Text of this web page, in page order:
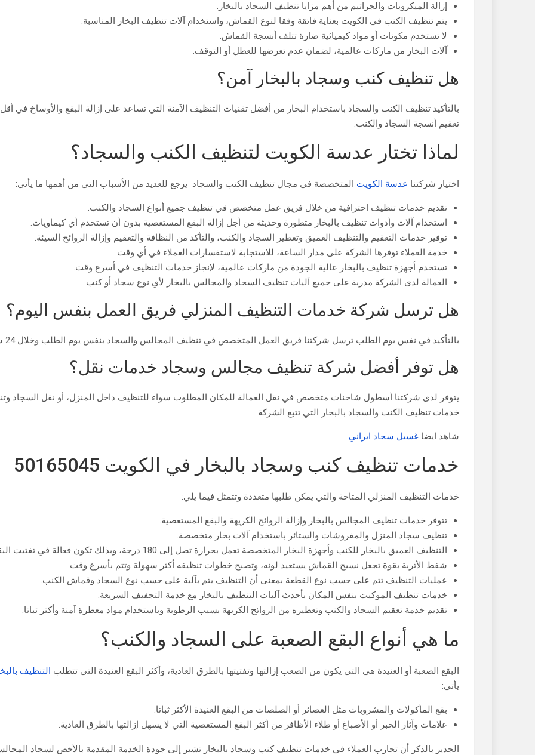
إزالة الميكروبات والجراثيم من أهم مزايا تنظيف السجاد بالبخار.
يتم تنظيف الكنب في الكويت بعناية فائقة وفقا لنوع القماش، واستخدام آلات تنظيف البخار المناسبة.
لا تستخدم مكونات أو مواد كيميائية ضارة تتلف أنسجة القماش.
آلات البخار من ماركات عالمية، لضمان عدم تعرضها للعطل أو التوقف.
هل تنظيف كنب وسجاد بالبخار آمن؟
بالتأكيد تنظيف الكنب والسجاد باستخدام البخار من أفضل تقنيات التنظيف الآمنة التي تساعد على إزالة البقع والأوساخ
تعقيم أنسجة السجاد والكنب.
لماذا تختار عدسة الكويت لتنظيف الكنب والسجاد؟
اختيار شركتنا عدسة الكويت المتخصصة في مجال تنظيف الكنب والسجاد يرجع للعديد من الأسباب التي من أهمها ما يأتي:
تقديم خدمات تنظيف احترافية من خلال فريق عمل متخصص في تنظيف جميع أنواع السجاد والكنب.
استخدام آلات وأدوات تنظيف بالبخار متطورة وحديثة من أجل إزالة البقع المستعصية بدون أن تستخدم أي كيماويات.
توفير خدمات التعقيم والتنظيف العميق وتعطير السجاد والكنب، والتأكد من النظافة والتعقيم وإزالة الروائح السيئة.
خدمة العملاء توفرها الشركة على مدار الساعة، للاستجابة لاستفسارات العملاء في أي وقت.
تستخدم أجهزة تنظيف بالبخار عالية الجودة من ماركات عالمية، لإنجاز خدمات التنظيف في أسرع وقت.
العمالة لدى الشركة مدربة على جميع آليات تنظيف السجاد والمجالس بالبخار لأي نوع سجاد أو كنب.
هل ترسل شركة خدمات التنظيف المنزلي فريق العمل بنفس اليوم؟
بالتأكيد في نفس يوم الطلب ترسل شركتنا فريق العمل المتخصص في تنظيف المجالس والسجاد بنفس يوم الطلب وخلال 24 ساعة فقط.
هل توفر أفضل شركة تنظيف مجالس وسجاد خدمات نقل؟
يتوفر لدى شركتنا أسطول شاحنات متخصص في نقل العمالة للمكان المطلوب سواء للتنظيف داخل المنزل، أو نقل السجاد
خدمات تنظيف الكنب والسجاد بالبخار التي تتبع الشركة.
شاهد ايضا غسيل سجاد ايراني
خدمات تنظيف كنب وسجاد بالبخار في الكويت 50165045
خدمات التنظيف المنزلي المتاحة والتي يمكن طلبها متعددة وتتمثل فيما يلي:
تتوفر خدمات تنظيف المجالس بالبخار وإزالة الروائح الكريهة والبقع المستعصية.
تنظيف سجاد المنزل والمفروشات والستائر باستخدام آلات بخار متخصصة.
التنظيف العميق بالبخار للكنب وأجهزة البخار المتخصصة تعمل بحرارة تصل إلى 180 درجة، وبذلك تكون فعالة في تفتيت البقع والرواسب.
شفط الأتربة بقوة تجعل نسيج القماش يستعيد لونه، وتصبح خطوات تنظيفه أكثر سهولة وتتم بأسرع وقت.
عمليات التنظيف تتم على حسب نوع القطعة بمعنى أن التنظيف يتم بآلية على حسب نوع السجاد وقماش الكنب.
خدمات تنظيف الموكيت بنفس المكان بأحدث آليات التنظيف بالبخار مع خدمة التجفيف السريعة.
تقديم خدمة تعقيم السجاد والكنب وتعطيره من الروائح الكريهة بسبب الرطوبة وباستخدام مواد معطرة آمنة وأكثر ثباتا.
ما هي أنواع البقع الصعبة على السجاد والكنب؟
البقع الصعبة أو العنيدة هي التي يكون من الصعب إزالتها وتفتيتها بالطرق العادية، وأكثر البقع العنيدة التي تتطلب التنظيف
يأتي:
بقع المأكولات والمشروبات مثل العصائر أو الصلصات من البقع العنيدة الأكثر ثباتا.
علامات وآثار الحبر أو الأصباغ أو طلاء الأظافر من أكثر البقع المستعصية التي لا يسهل إزالتها بالطرق العادية.
الجدير بالذكر أن تجارب العملاء في خدمات تنظيف كنب وسجاد بالبخار تشير إلى جودة الخدمة المقدمة بالأخص لسجاد